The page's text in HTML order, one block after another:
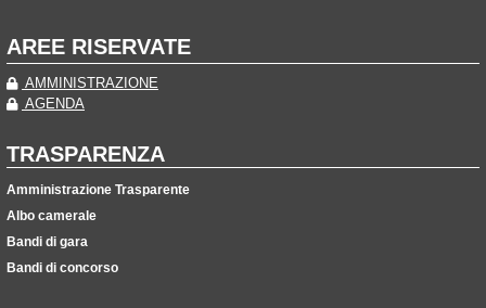
AREE RISERVATE
AMMINISTRAZIONE
AGENDA
TRASPARENZA
Amministrazione Trasparente
Albo camerale
Bandi di gara
Bandi di concorso